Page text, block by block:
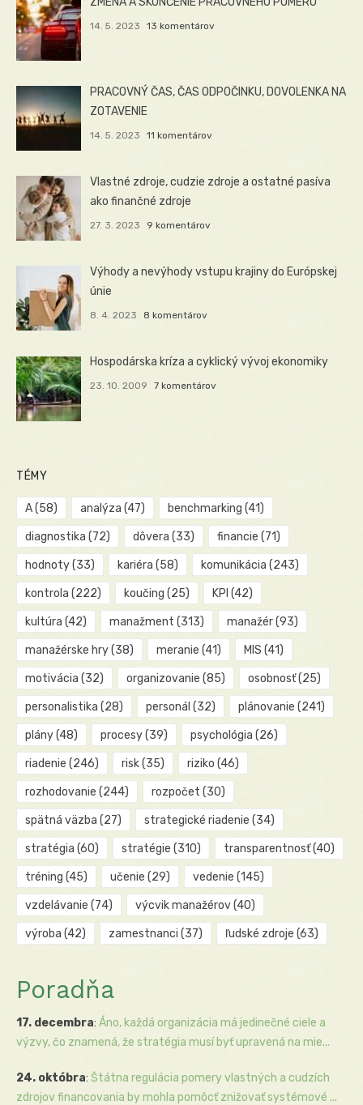
14. 5. 2023 13 komentárov
PRACOVNÝ ČAS, ČAS ODPOČINKU, DOVOLENKA NA
ZOTAVENIE
14. 5. 2023 11 komentárov
Vlastné zdroje, cudzie zdroje a ostatné pasíva
ako finančné zdroje
27. 3. 2023 9 komentárov
Výhody a nevýhody vstupu krajiny do Európskej
únie
8. 4. 2023 8 komentárov
Hospodárska kríza a cyklický vývoj ekonomiky
23. 10. 2009 7 komentárov
TÉMY
A(58) analýza (47) benchmarking (41)
diagnostika (72) dôvera (33) financie (71)
hodnoty(33) kariéra (58) komunikácia (243)
kontrola (222) koučing (25) KPI (42)
kultúra (42) manažment (313) manažér(93)
manažérske hry(38) meranie (41) MIS (41)
motivácia (32) organizovanie (85) osobnosť(25)
personalistika (28) personál (32) plánovanie (241)
plány(48) procesy(39) psychológia (26)
riadenie (246) risk(35) riziko (46)
rozhodovanie (244) rozpočet (30)
spätná väzba (27) strategické riadenie (34)
stratégia (60) stratégie (310) transparentnosť(40)
tréning (45) učenie (29) vedenie (145)
vzdelávanie (74) výcvik manažérov(40)
výroba (42) zamestnanci (37) ľudské zdroje (63)
Poradňa
17. decembra: Áno, každá organizácia má jedinečné ciele a
výzvy, čo znamená, že stratégia musí byť upravená na mie...
24. októbra: Štátna regulácia pomery vlastných a cudzích
zdrojov financovania by mohla pomôcť znižovať systémové ...